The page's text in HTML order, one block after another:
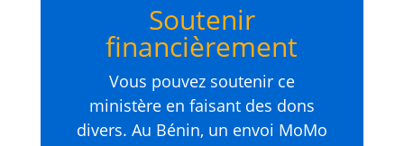
Soutenir
financièrement
Vous pouvez soutenir ce
ministère en faisant des dons
divers. Au Bénin, un envoi MoMo